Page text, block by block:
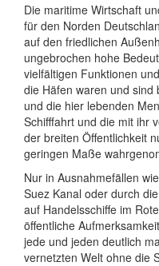
Die maritime Wirtschaft
für den Norden
auf den friedlichen
ungebrochen hohe
vielfältigen Funktionen
die Häfen waren und
und die hier lebenden
Schifffahrt und die mit ihr
der breiten Öffentlichkeit
geringen Maße
Nur in Ausnahmefällen
Suez Kanal oder durch
auf Handelsschiffe im
öffentliche
jede und jeden deutlich
vernetzten Welt ohne die